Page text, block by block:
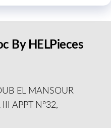
By HELPieces
EL MANSOUR
APPT N°32,